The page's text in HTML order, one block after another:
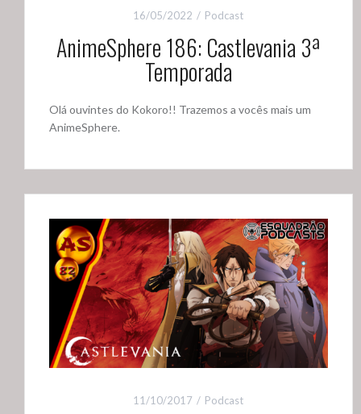
16/05/2022 Podcast
AnimeSphere 186: Castlevania 3ª
Temporada
Olá ouvintes do Kokoro!! Trazemos a vocês mais um
AnimeSphere.
11/10/2017 Podcast